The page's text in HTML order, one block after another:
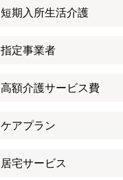
短期入所生活介護
指定事業者
高額介護サービス費
ケアプラン
居宅サービス